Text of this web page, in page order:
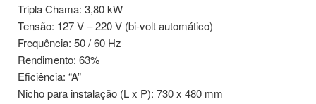
Tripla Chama: 3,80 kW
Tensão: 127 V – 220 V (bi-volt automático)
Frequência: 50 / 60 Hz
Rendimento: 63%
Eficiência: “A”
Nicho para instalação (L x P): 730 x 480 mm